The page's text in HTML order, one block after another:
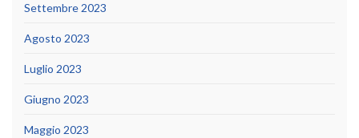
Settembre 2023
Agosto 2023
Luglio 2023
Giugno 2023
Maggio 2023